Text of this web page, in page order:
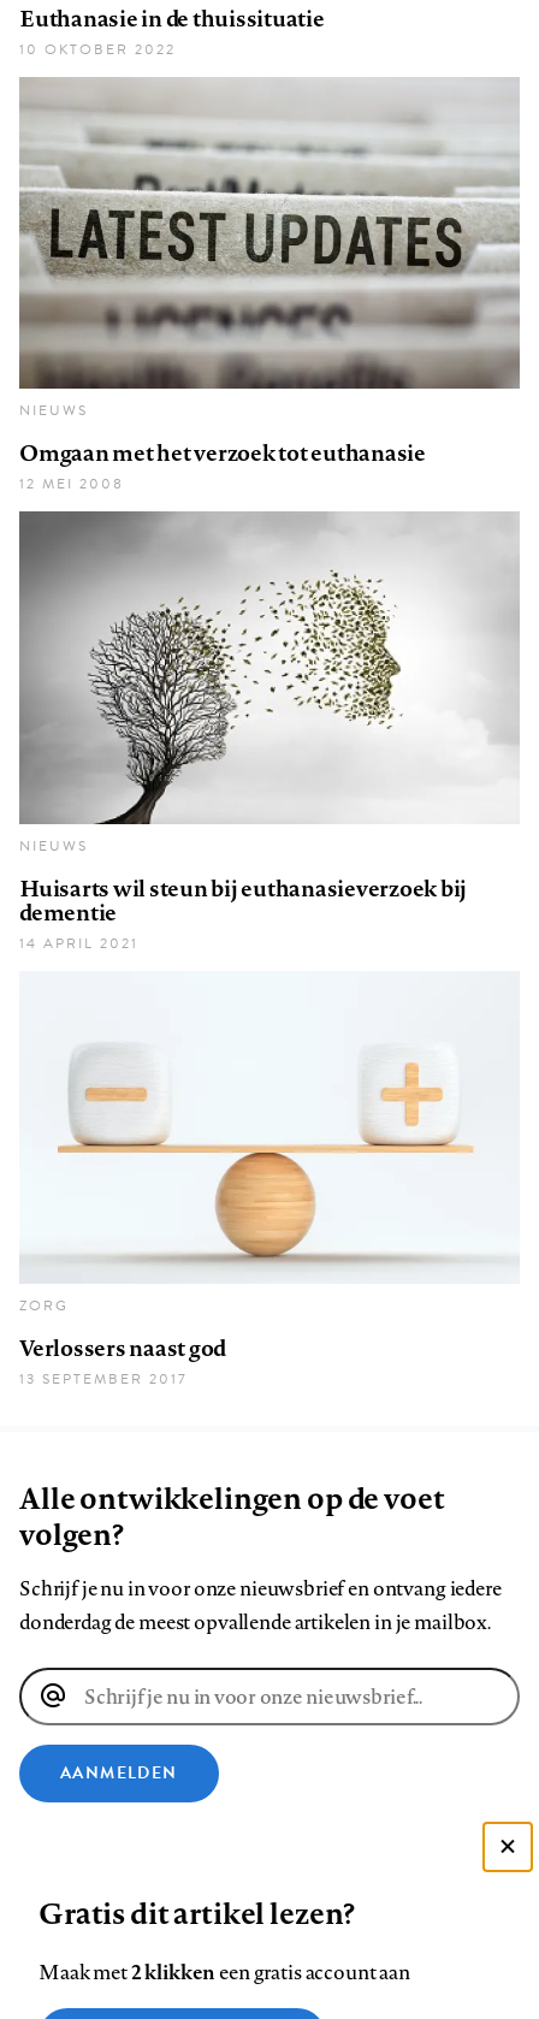
Euthanasie in de thuissituatie
10 OKTOBER 2022
NIEUWS
Omgaan met het verzoek tot euthanasie
12 MEI 2008
NIEUWS
Huisarts wil steun bij euthanasieverzoek bij
dementie
14 APRIL 2021
ZORG
Verlossers naast god
13 SEPTEMBER 2017
Alle ontwikkelingen op de voet
volgen?
Schrijf je nu in voor onze nieuwsbrief en ontvang iedere
donderdag de meest opvallende artikelen in je mailbox.
E-
mailadres
AANMELDEN
Volg
ons
Volg
ons
op
Volg
ons
op
Volg
ons
op
Volg
ons
op
ons
Contact Colofon Disclaimer Privacy
Gratis dit artikel lezen?
Maak met2 klikkeneen gratis account aan
Zie onze cookie policy